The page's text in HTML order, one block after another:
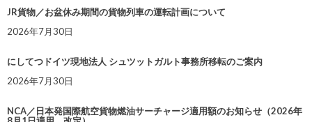
JR貨物／お盆休み期間の貨物列車の運転計画について
2026年7月30日
にしてつドイツ現地法人 シュツットガルト事務所移転のご案内
2026年7月30日
NCA／日本発国際航空貨物燃油サーチャージ適用額のお知らせ（2026年